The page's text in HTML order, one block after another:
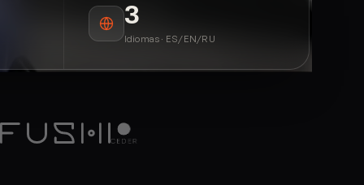
3
Idiomas · ES/EN/RU